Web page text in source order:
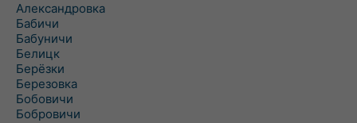
Александровка
Бабичи
Бабуничи
Белицк
Берёзки
Березовка
Бобовичи
Бобровичи